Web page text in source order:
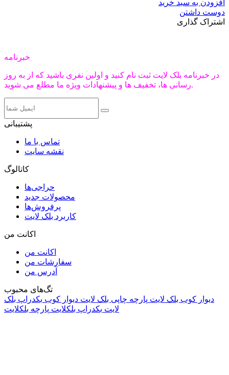
افزودن به سبد خرید
دوست داشتن
اشتراک گذاری
خبرنامه
در خبرنامه بلک لایت ثبت نام کنید و اولین نفری باشید که از به روز
رسانی ها، تخفیف ها و پیشنهادات ویژه ما مطلع می شوید.
پشتیبانی
تماس با ما
نقشه سایت
کاتالوگ
حراجی‌ها
محصولات جدید
پرفروش‌ها
کاربرد بلک لایت
اکانت من
اکانت من
سفارشات من
آدرس من
تگ‌های محبوب
دیوار کوب بلک لایت پارچه چاپی بلک لایت دیوار کوب بکدراپ بلک
لایت بکدراپ بلکلایت پارچه بلکلایت